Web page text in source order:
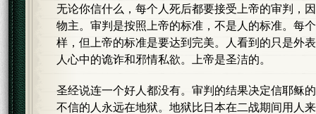
无论你信什么，每个人死后都要接受上帝的审判，
物主。审判是按照上帝的标准，不是人的标准。每
样，但上帝的标准是要达到完美。人看到的只是外
人心中的诡诈和邪情私欲。上帝是圣洁的。
圣经说连一个好人都没有。审判的结果决定信耶稣
不信的人永远在地狱。地狱比日本在二战期间用人